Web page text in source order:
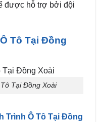
được hỗ trợ bởi đội
Tô Tại Đồng
Tại Đồng Xoài
Trình Ô Tô Tại Đồng